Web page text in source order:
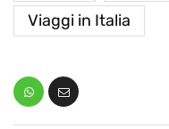
Viaggi in Italia